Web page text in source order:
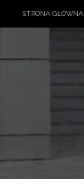
STRONA GŁÓWNA